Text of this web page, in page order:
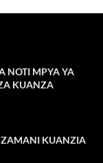
NOTI MPYA YA
KUANZA
ZAMANI KUANZIA